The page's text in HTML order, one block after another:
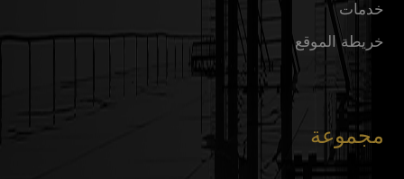
خدمات
خريطة الموقع
مجموعة